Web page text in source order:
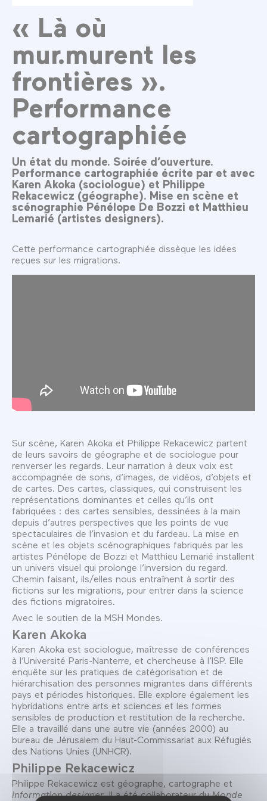
« Là où
mur.murent les
frontières ».
Performance
cartographiée
Un état du monde. Soirée d’ouverture.
Performance cartographiée écrite par et avec
Karen Akoka (sociologue) et Philippe
Rekacewicz (géographe). Mise en scène et
scénographie Pénélope De Bozzi et Matthieu
Lemarié (artistes designers).
Cette performance cartographiée dissèque les idées
reçues sur les migrations.
Sur scène, Karen Akoka et Philippe Rekacewicz partent
de leurs savoirs de géographe et de sociologue pour
renverser les regards. Leur narration à deux voix est
accompagnée de sons, d’images, de vidéos, d’objets et
de cartes. Des cartes, classiques, qui construisent les
représentations dominantes et celles qu’ils ont
fabriquées : des cartes sensibles, dessinées à la main
depuis d’autres perspectives que les points de vue
spectaculaires de l’invasion et du fardeau. La mise en
scène et les objets scénographiques fabriqués par les
artistes Pénélope de Bozzi et Matthieu Lemarié installent
un univers visuel qui prolonge l’inversion du regard.
Chemin faisant, ils/elles nous entraînent à sortir des
fictions sur les migrations, pour entrer dans la science
des fictions migratoires.
Avec le soutien de la MSH Mondes.
Karen Akoka
Karen Akoka est sociologue, maîtresse de conférences
à l’Université Paris-Nanterre, et chercheuse à l’ISP. Elle
enquête sur les pratiques de catégorisation et de
hiérarchisation des personnes migrantes dans différents
pays et périodes historiques. Elle explore également les
hybridations entre arts et sciences et les formes
sensibles de production et restitution de la recherche.
Elle a travaillé dans une autre vie (années 2000) au
bureau de Jérusalem du Haut-Commissariat aux Réfugiés
des Nations Unies (UNHCR).
Philippe Rekacewicz
Philippe Rekacewicz est géographe, cartographe et
information designer. Il a été collaborateur duMonde